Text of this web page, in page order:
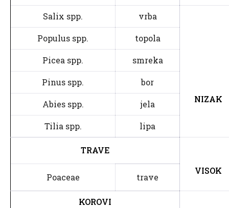
Salix spp. vrba
NIZAK
Populus spp. topola
Picea spp. smreka
Pinus spp. bor
Abies spp. jela
Tilia spp. lipa
TRAVE
VISOK
Poaceae trave
KOROVI